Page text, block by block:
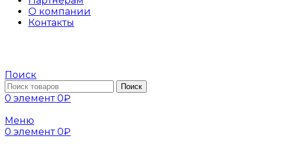
О компании
Контакты
Поиск
Поиск
0 элемент 0₽
Меню
0 элемент 0₽